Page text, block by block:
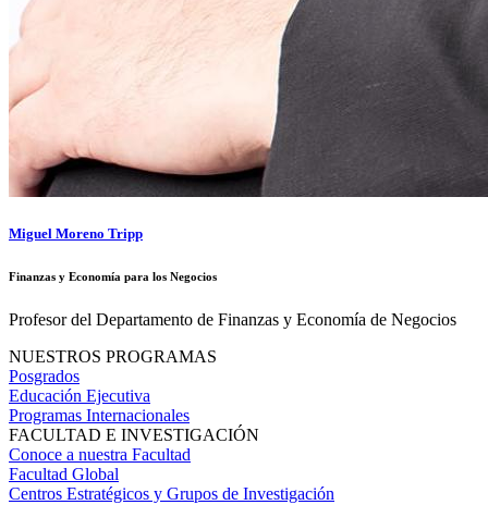
Miguel Moreno Tripp
Finanzas y Economía para los Negocios
Profesor del Departamento de Finanzas y Economía de Negocios
NUESTROS PROGRAMAS
Posgrados
Educación Ejecutiva
Programas Internacionales
FACULTAD E INVESTIGACIÓN
Conoce a nuestra Facultad
Facultad Global
Centros Estratégicos y Grupos de Investigación